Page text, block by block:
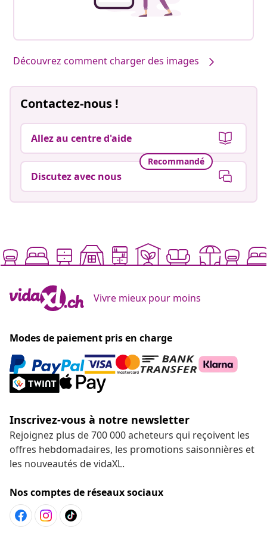
Découvrez comment charger des images
Contactez-nous !
Allez au centre d'aide
Recommandé
Discutez avec nous
Vivre mieux pour moins
Modes de paiement pris en charge
Inscrivez-vous à notre newsletter
Rejoignez plus de 700 000 acheteurs qui reçoivent les
offres hebdomadaires, les promotions saisonnières et
les nouveautés de vidaXL.
Nos comptes de réseaux sociaux